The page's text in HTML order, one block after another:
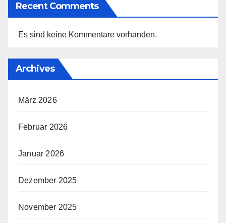
Recent Comments
Es sind keine Kommentare vorhanden.
Archives
März 2026
Februar 2026
Januar 2026
Dezember 2025
November 2025